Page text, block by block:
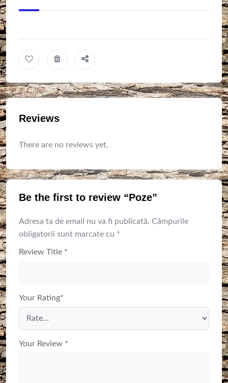
Reviews
There are no reviews yet.
Be the first to review “Poze”
Adresa ta de email nu va fi publicată. Câmpurile
obligatorii sunt marcate cu *
Review Title *
Your Rating*
Your Review *